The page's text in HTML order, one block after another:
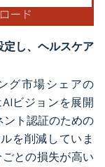
定し、ヘルスケア
グ市場シェアの
ビジョンを展開
ント認証のための
を削減していま
との損失が高い